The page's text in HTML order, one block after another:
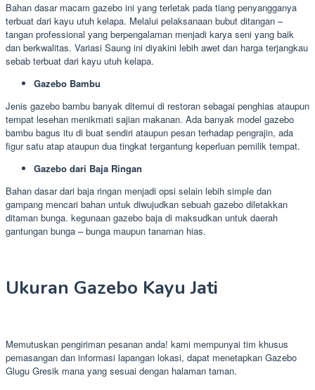
Bahan dasar macam gazebo ini yang terletak pada tiang penyangganya
terbuat dari kayu utuh kelapa. Melalui pelaksanaan bubut ditangan –
tangan professional yang berpengalaman menjadi karya seni yang baik
dan berkwalitas. Variasi Saung ini diyakini lebih awet dan harga terjangkau
sebab terbuat dari kayu utuh kelapa.
Gazebo Bambu
Jenis gazebo bambu banyak ditemui di restoran sebagai penghias ataupun
tempat lesehan menikmati sajian makanan. Ada banyak model gazebo
bambu bagus itu di buat sendiri ataupun pesan terhadap pengrajin, ada
figur satu atap ataupun dua tingkat tergantung keperluan pemilik tempat.
Gazebo dari Baja Ringan
Bahan dasar dari baja ringan menjadi opsi selain lebih simple dan
gampang mencari bahan untuk diwujudkan sebuah gazebo diletakkan
ditaman bunga. kegunaan gazebo baja di maksudkan untuk daerah
gantungan bunga – bunga maupun tanaman hias.
Ukuran Gazebo Kayu Jati
Memutuskan pengiriman pesanan anda! kami mempunyai tim khusus
pemasangan dan informasi lapangan lokasi, dapat menetapkan Gazebo
Glugu Gresik mana yang sesuai dengan halaman taman.